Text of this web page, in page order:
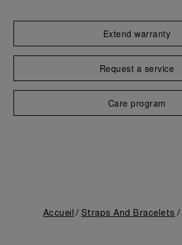
Extend warranty
Request a service
Care program
Accueil Straps And Bracelets